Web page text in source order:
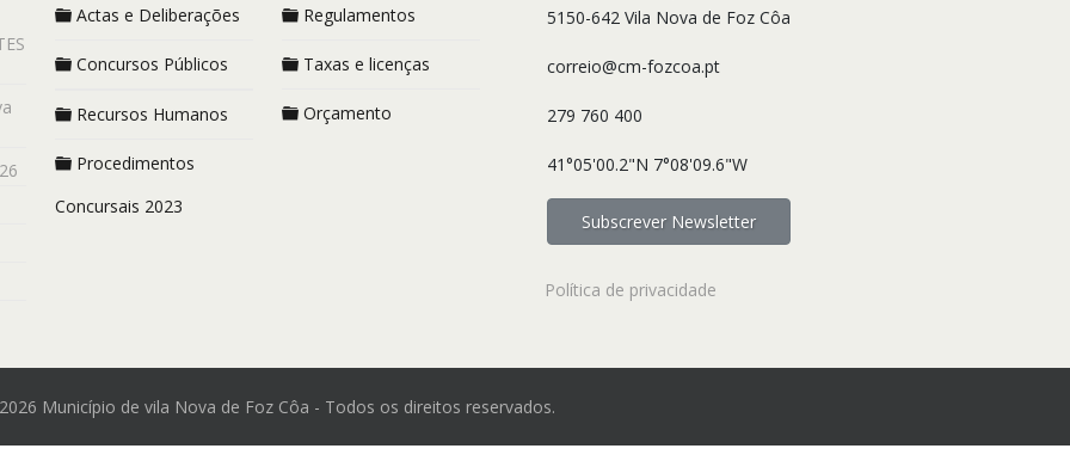
Actas e Deliberações
Concursos Públicos
Recursos Humanos
Procedimentos
Concursais 2023
Regulamentos
Taxas e licenças
Orçamento
5150-642 Vila Nova de Foz Côa
correio@cm-fozcoa.pt
279 760 400
41°05'00.2"N 7°08'09.6"W
Subscrever Newsletter
Política de privacidade
Município de vila Nova de Foz Côa - Todos os direitos reservados.